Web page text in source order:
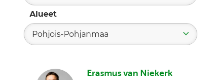
Alueet
Pohjois-Pohjanmaa
Erasmus van Niekerk